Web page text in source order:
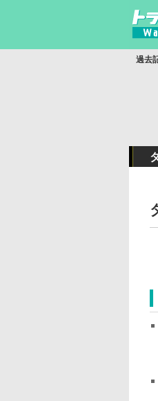
過去